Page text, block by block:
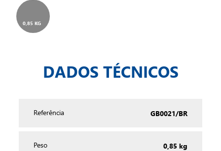
0,85 KG
DADOS TÉCNICOS
Referência GB0021/BR
Peso 0,85 kg